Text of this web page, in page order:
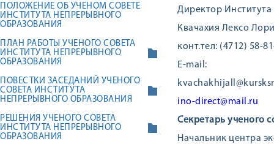
ПОЛОЖЕНИЕ ОБ УЧЕНОМ СОВЕТЕ
ИНСТИТУТА НЕПРЕРЫВНОГО
ОБРАЗОВАНИЯ
ПЛАН РАБОТЫ УЧЕНОГО СОВЕТА
ИНСТИТУТА НЕПРЕРЫВНОГО
ОБРАЗОВАНИЯ
ПОВЕСТКИ ЗАСЕДАНИЙ УЧЕНОГО
СОВЕТА ИНСТИТУТА
НЕПРЕРЫВНОГО ОБРАЗОВАНИЯ
РЕШЕНИЯ УЧЕНОГО СОВЕТА
ИНСТИТУТА НЕПРЕРЫВНОГО
ОБРАЗОВАНИЯ
Директор
Квачахия Лексо
конт.тел: (4712) 58-
E-mail:
ino-direct@mail.ru
Секретарь ученого
Начальник центра